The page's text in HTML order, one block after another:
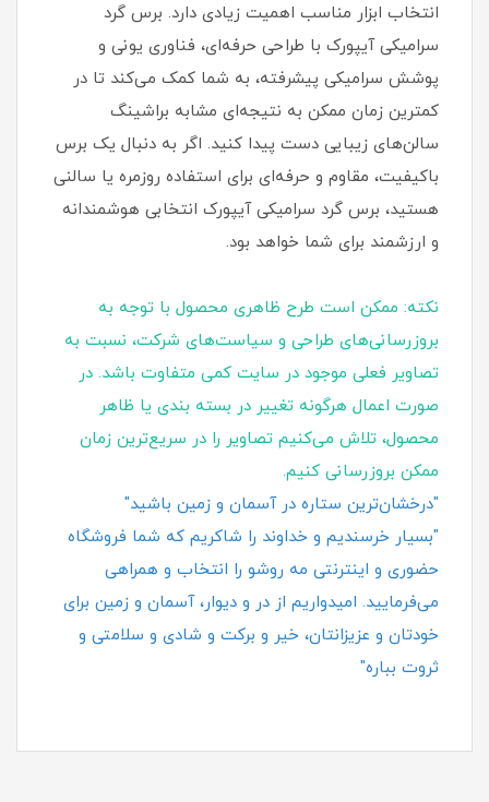
انتخاب ابزار مناسب اهمیت زیادی دارد. برس گرد
سرامیکی آیپورک با طراحی حرفه‌ای، فناوری یونی و
پوشش سرامیکی پیشرفته، به شما کمک می‌کند تا در
کمترین زمان ممکن به نتیجه‌ای مشابه براشینگ
سالن‌های زیبایی دست پیدا کنید. اگر به دنبال یک برس
باکیفیت، مقاوم و حرفه‌ای برای استفاده روزمره یا سالنی
هستید، برس گرد سرامیکی آیپورک انتخابی هوشمندانه
و ارزشمند برای شما خواهد بود.
نکته: ممکن است طرح ظاهری محصول با توجه به
بروزرسانی‌های طراحی و سیاست‌های شرکت، نسبت به
تصاویر فعلی موجود در سایت کمی متفاوت باشد. در
صورت اعمال هرگونه تغییر در بسته‌ بندی یا ظاهر
محصول، تلاش می‌کنیم تصاویر را در سریع‌ترین زمان
ممکن بروزرسانی کنیم.
"درخشان‌ترین ستاره در آسمان و زمین باشید"
"بسیار خرسندیم و خداوند را شاکریم که شما فروشگاه
حضوری و اینترنتی مه روشو را انتخاب و همراهی
می‌فرمایید. امیدواریم از در و دیوار، آسمان و زمین برای
خودتان و عزیزانتان، خیر و برکت و شادی و سلامتی و
ثروت بباره"